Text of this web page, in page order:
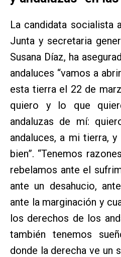
La candidata socialista
Junta y secretaria
Susana Díaz, ha
andaluces “vamos a
esta tierra el 22 de
quiero y lo que
andaluzas de mí:
andaluces, a mi tierra,
bien”. “Tenemos
rebelamos ante el
ante un desahucio,
ante la marginación y
los derechos de los
también tenemos
donde la derecha ve un